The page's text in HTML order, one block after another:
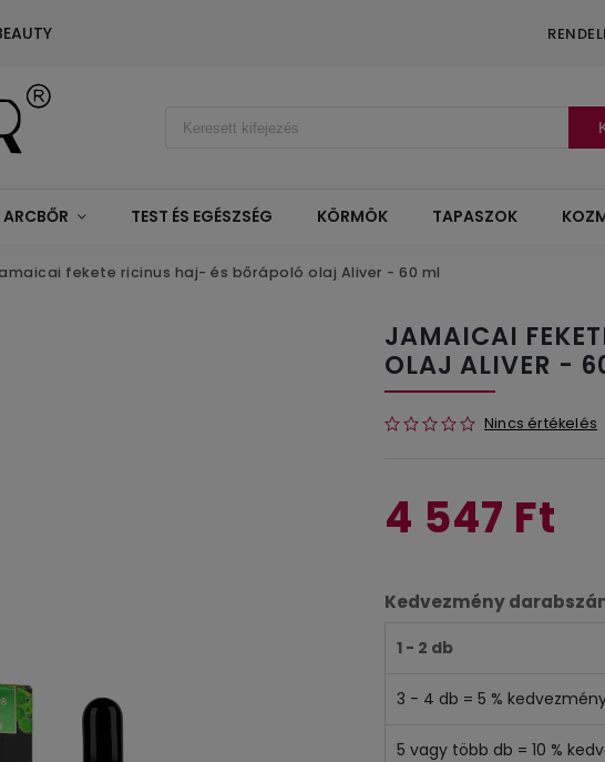
ARCBŐR TEST ÉS EGÉSZSÉG KÖRMÖK TAPASZOK
fekete ricinus haj- és bőrápoló olaj Aliver - 60 ml
JAMAICAI
OLAJ ALIVER -
Nincs értékelés
4 547 Ft
Kedvezmény
1 - 2 db
3 - 4 db = 5 %
5 vagy több db = 10 %